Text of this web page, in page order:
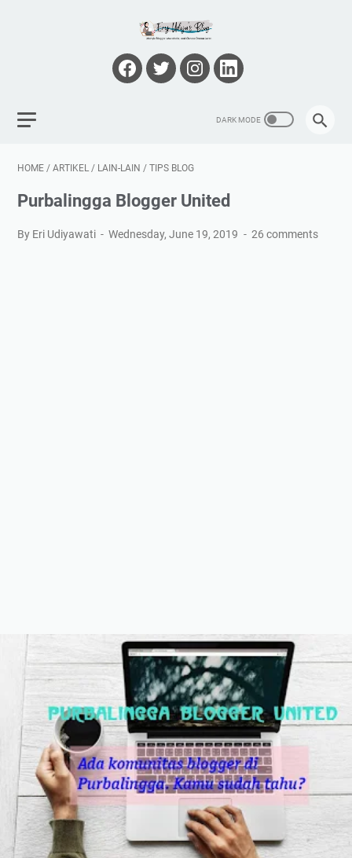
HOME / ARTIKEL / LAIN-LAIN / TIPS BLOG
Purbalingga Blogger United
By Eri Udiyawati Wednesday, June 19, 2019 26 comments